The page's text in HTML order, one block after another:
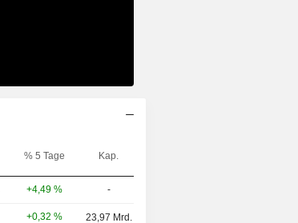
% 5 Tage Kap.
+4,49 % -
+0,32 % 23,97 Mrd.